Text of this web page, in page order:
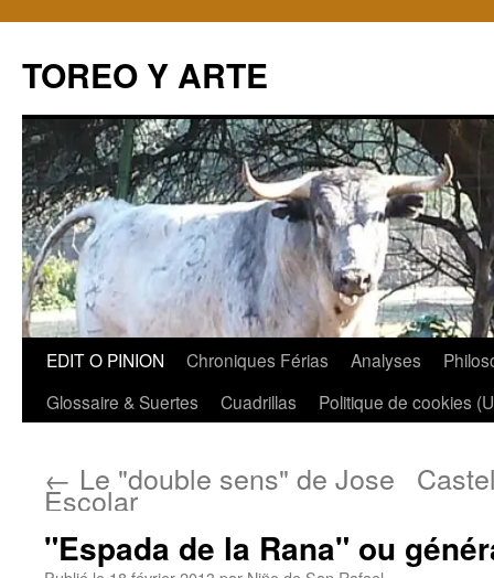
TOREO Y ARTE
Aller
EDIT O PINION Chroniques Férias Analyses
Glossaire & Suertes
Cuadrillas Politique de cookies
← Le "double sens" de Jose
Escolar
"Espada de la Rana" ou